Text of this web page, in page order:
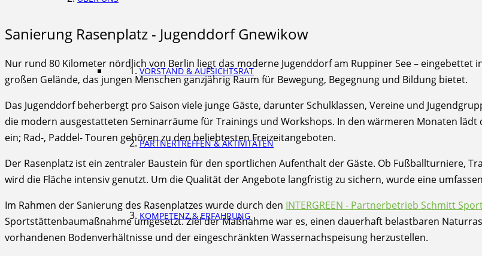
VORSTAND & AUFSICHTSRAT
PARTNERTREFFEN & AKTIVITÄTEN
KOMPETENZ & ERFAHRUNG
Sanierung Rasenplatz - Jugenddorf Gnewikow
Nur rund 80 Kilometer nördlich von Berlin liegt das moderne Jugenddorf am Ruppiner See – eingebettet
großen Gelände, das jungen Menschen ganzjährig Raum für Bewegung, Begegnung und Bildung bietet.
Das Jugenddorf beherbergt pro Saison viele junge Gäste, darunter Schulklassen, Vereine und
die modern ausgestatteten Seminarräume für Trainings und Workshops. In den wärmeren Monaten lädt
ein; Rad-, Paddel- Touren gehören zu den beliebtesten Freizeitangeboten.
Der Rasenplatz ist ein zentraler Baustein für den sportlichen Aufenthalt der Gäste. Ob Fußballturniere,
wird die Fläche intensiv genutzt. Um die Qualität der Angebote langfristig zu sichern, wurde eine
Im Rahmen der Sanierung des Rasenplatzes wurde durch den INTERGREEN - Partnerbetrieb Schmitt
Sportstättenbaumaßnahme umgesetzt. Ziel der Maßnahme war es, einen dauerhaft belastbaren
vorhandenen Bodenverhältnisse und der eingeschränkten Wassernachspeisung herzustellen.